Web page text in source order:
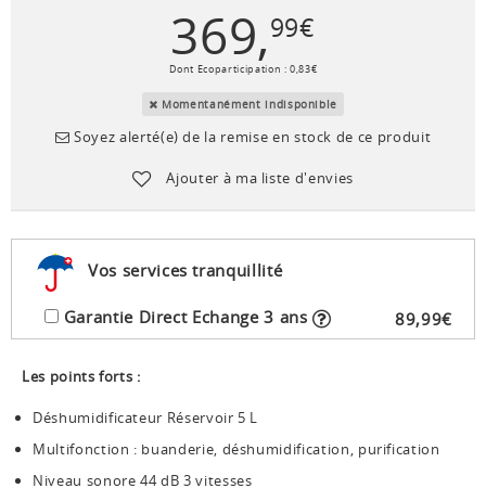
369,99€
Dont Ecoparticipation :0,83€
Momentanément indisponible
Soyez alerté(e) de la remise en stock de ce produit
Ajouter à ma liste d'envies
Vos services tranquillité
Garantie Direct Echange 3 ans 89,99€
Les points forts :
Déshumidificateur Réservoir 5 L
Multifonction : buanderie, déshumidification, purification
Niveau sonore 44 dB 3 vitesses